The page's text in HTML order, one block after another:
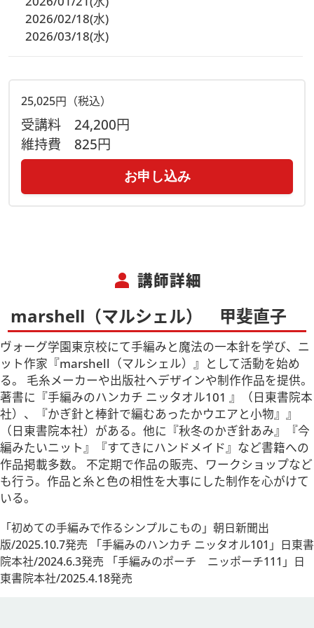
2026/02/18(水)
2026/03/18(水)
25,025円（税込）
受講料 24,200円
維持費 825円
お申し込み
person 講師詳細
marshell（マルシェル） 甲斐直子
ヴォーグ学園東京校にて手編みと魔法の一本針を学び、ニ
ット作家『marshell（マルシェル）』として活動を始め
る。 毛糸メーカーや出版社へデザインや制作作品を提供。
著書に『手編みのハンカチ ニッタオル101 』（日東書院本
社）、『かぎ針と棒針で編むあったかウエアと小物』』
（日東書院本社）がある。他に『秋冬のかぎ針あみ』『今
編みたいニット』『すてきにハンドメイド』など書籍への
作品掲載多数。 不定期で作品の販売、ワークショップなど
も行う。作品と糸と色の相性を大事にした制作を心がけて
いる。
「初めての手編みで作るシンプルこもの」朝日新聞出
版/2025.10.7発売 「手編みのハンカチ ニッタオル101」日東書
院本社/2024.6.3発売 「手編みのポーチ ニッポーチ111」日
東書院本社/2025.4.18発売